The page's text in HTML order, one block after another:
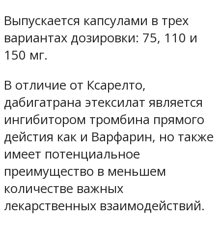
Выпускается капсулами в трех
вариантах дозировки: 75, 110 и
150 мг.
В отличие от Ксарелто,
дабигатрана этексилат является
ингибитором тромбина прямого
дейстия как и Варфарин, но также
имеет потенциальное
преимущество в меньшем
количестве важных
лекарственных взаимодействий.